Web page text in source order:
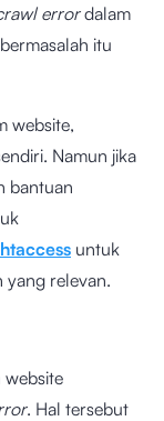
errordalam
itu
website,
Namun jika
bantuan
untuk
yang relevan.
website
. Hal tersebut